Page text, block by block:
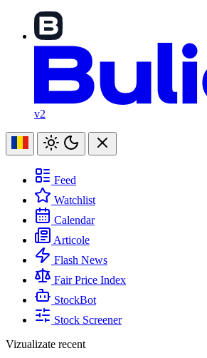
v2
Feed
Watchlist
Calendar
Articole
Flash News
Fair Price Index
StockBot
Stock Screener
Vizualizate recent